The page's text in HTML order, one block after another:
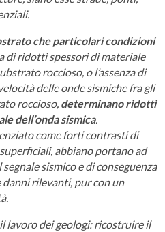
che particolari condizioni
di ridotti spessori di materiale
roccioso, o l’assenza di
delle onde sismiche fra gli
roccioso, determinano ridotti
dell’onda sismica.
come forti contrasti di
abbiano portano ad
sismico e di conseguenza
rilevanti, pur con un
lavoro dei geologi: ricostruire il